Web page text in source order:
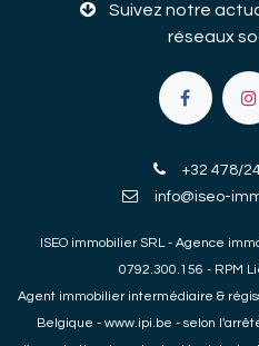
Suivez notre
réseaux
+32 478/
info@iseo-
ISEO immobilier SRL - Agence
0792.300.156 - RPM
Agent immobilierintermédiaire &
Belgique - www.ipi.be - selon